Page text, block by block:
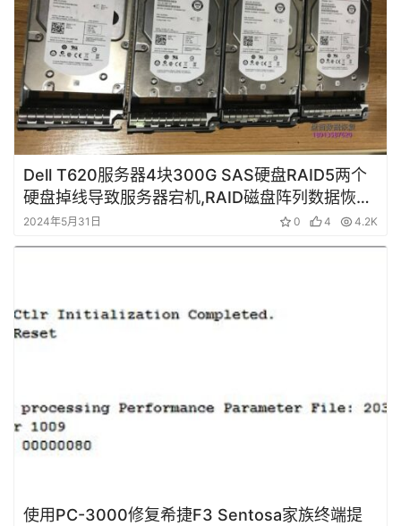
Dell T620服务器4块300G SAS硬盘RAID5两个
硬盘掉线导致服务器宕机,RAID磁盘阵列数据恢复
成功
2024年5月31日 0 4 4.2K
使用PC-3000修复希捷F3 Sentosa家族终端提